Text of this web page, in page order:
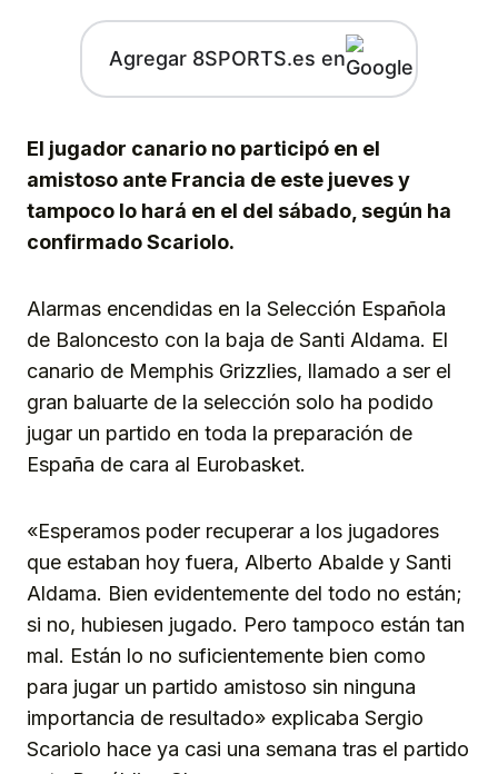
Agregar 8SPORTS.es en
El jugador canario no participó en el
amistoso ante Francia de este jueves y
tampoco lo hará en el del sábado, según ha
confirmado Scariolo.
Alarmas encendidas en la Selección Española
de Baloncesto con la baja de Santi Aldama. El
canario de Memphis Grizzlies, llamado a ser el
gran baluarte de la selección solo ha podido
jugar un partido en toda la preparación de
España de cara al Eurobasket.
«Esperamos poder recuperar a los jugadores
que estaban hoy fuera, Alberto Abalde y Santi
Aldama. Bien evidentemente del todo no están;
si no, hubiesen jugado. Pero tampoco están tan
mal. Están lo no suficientemente bien como
para jugar un partido amistoso sin ninguna
importancia de resultado» explicaba Sergio
Scariolo hace ya casi una semana tras el partido